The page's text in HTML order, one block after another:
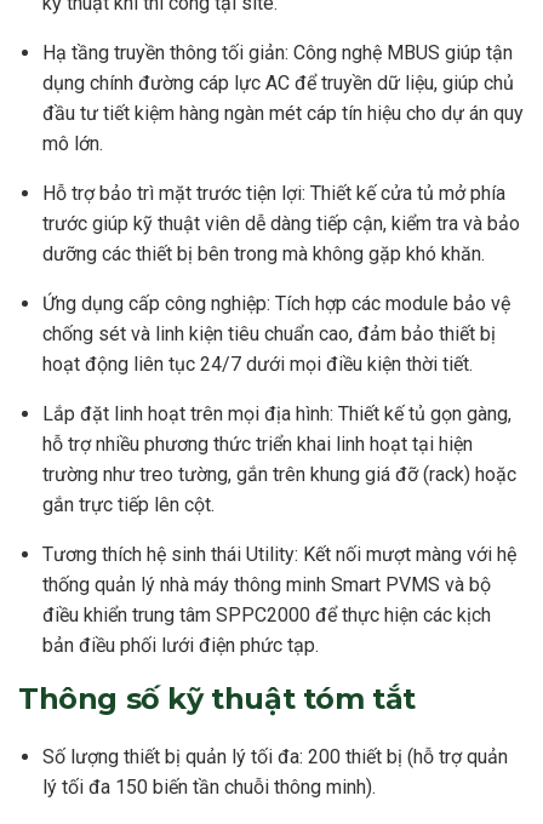
Hạ tầng truyền thông tối giản: Công nghệ MBUS giúp tận
dụng chính đường cáp lực AC để truyền dữ liệu, giúp chủ
đầu tư tiết kiệm hàng ngàn mét cáp tín hiệu cho dự án quy
mô lớn.
Hỗ trợ bảo trì mặt trước tiện lợi: Thiết kế cửa tủ mở phía
trước giúp kỹ thuật viên dễ dàng tiếp cận, kiểm tra và bảo
dưỡng các thiết bị bên trong mà không gặp khó khăn.
Ứng dụng cấp công nghiệp: Tích hợp các module bảo vệ
chống sét và linh kiện tiêu chuẩn cao, đảm bảo thiết bị
hoạt động liên tục 24/7 dưới mọi điều kiện thời tiết.
Lắp đặt linh hoạt trên mọi địa hình: Thiết kế tủ gọn gàng,
hỗ trợ nhiều phương thức triển khai linh hoạt tại hiện
trường như treo tường, gắn trên khung giá đỡ (rack) hoặc
gắn trực tiếp lên cột.
Tương thích hệ sinh thái Utility: Kết nối mượt màng với hệ
thống quản lý nhà máy thông minh Smart PVMS và bộ
điều khiển trung tâm SPPC2000 để thực hiện các kịch
bản điều phối lưới điện phức tạp.
Thông số kỹ thuật tóm tắt
Số lượng thiết bị quản lý tối đa: 200 thiết bị (hỗ trợ quản
lý tối đa 150 biến tần chuỗi thông minh).